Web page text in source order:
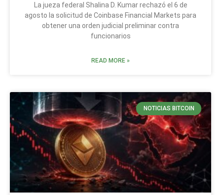
La jueza federal Shalina D. Kumar rechazó el 6 de
agosto la solicitud de Coinbase Financial Markets para
obtener una orden judicial preliminar contra
funcionarios
READ MORE »
NOTICIAS BITCOIN